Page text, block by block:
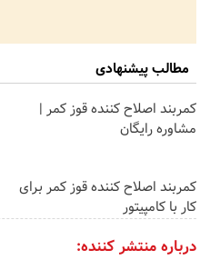
مطالب پیشنهادی
کمربند اصلاح کننده قوز کمر |
مشاوره رایگان
کمربند اصلاح کننده قوز کمر برای
کار با کامپیتور
درباره منتشر کننده: